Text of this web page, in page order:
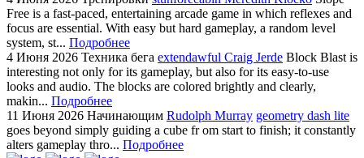
Free is a fast-paced, entertaining arcade game in which reflexes and
focus are essential. With easy but hard gameplay, a random level
system, st... Подробнее
4 Июня 2026 Техника бега extendawful Craig Jerde Block Blast is
interesting not only for its gameplay, but also for its easy-to-use
looks and audio. The blocks are colored brightly and clearly,
makin... Подробнее
11 Июня 2026 Начинающим Rudolph Murray geometry dash lite
goes beyond simply guiding a cube fr om start to finish; it constantly
alters gameplay thro... Подробнее